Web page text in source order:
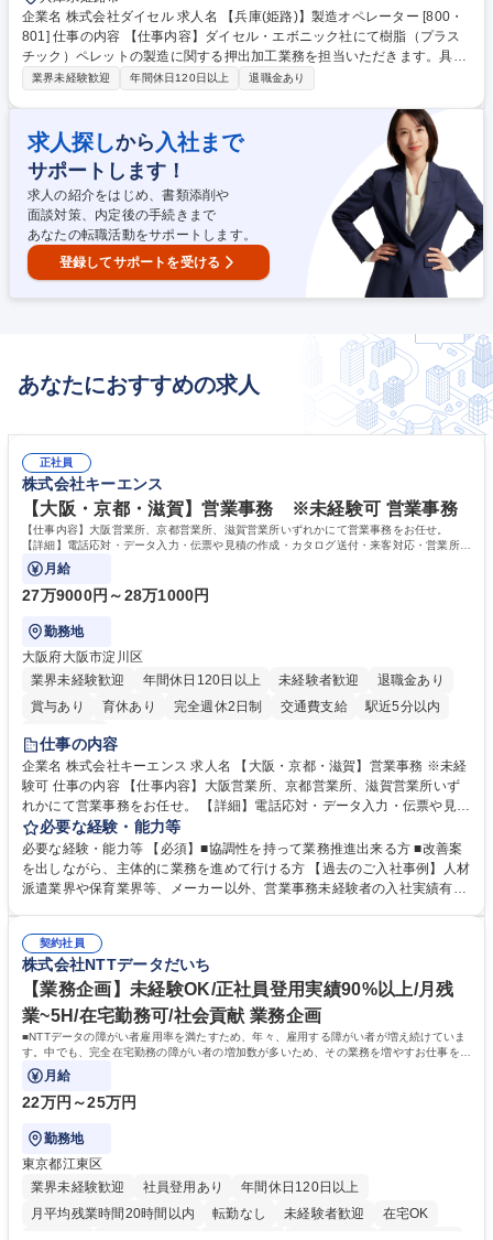
企業名 株式会社ダイセル 求人名 【兵庫(姫路)】製造オペレーター [800・
801] 仕事の内容 【仕事内容】ダイセル・エボニック社にて樹脂（プラス
チック）ペレットの製造に関する押出加工業務を担当いただきます。具体
的には、原料ペレットに各種添加剤を混合し、押出機（加熱・溶融設備）
務詳細】■原料（樹脂ペレット・添加剤）の計量・混合 ■押出機ホッパー
への原料投入 ■製品の取り出しおよび仕分け ■装置の運転条件設定および
操作 ■運転データの記録・管理 ■トラブル発生時の原因確認およびチーム
での復旧対応 ※押出機の加熱温度は200～400度 ※原料や製品（25Kg）
を持ち上げて装置に投入する作業があります 募集職種 【兵庫(姫路)】製造
オペレーター [800・801]
業界未経験歓迎 年間休日120日以上 退職金あり
求人探しから 入社まで
サポートします！
求人の紹介をはじめ、書類添削や
面談対策、内定後の手続きまで
あなたの転職活動をサポートします。
登録してサポートを受ける
あなたにおすすめの求人
正社員
株式会社キーエンス
【大阪・京都・滋賀】営業事務 ※未経験可 営業事務
【仕事内容】大阪営業所、京都営業所、滋賀営業所いずれかにて営業事務をお任せ。
【詳細】電話応対・データ入力・伝票や見積の作成・カタログ送付・来客対応・営業所内
で発生する事務業務や業務改善をお任せ。
月給
27万9000円～28万1000円
勤務地
大阪府大阪市淀川区
業界未経験歓迎
年間休日120日以上 未経験者歓迎
退職金あり
賞与あり
育休あり 完全週休2日制 交通費支給
駅近5分以内
土日祝休み
仕事の内容
企業名 株式会社キーエンス 求人名 【大阪・京都・滋賀】営業事務 ※未経
験可 仕事の内容 【仕事内容】大阪営業所、京都営業所、滋賀営業所いず
れかにて営業事務をお任せ。 【詳細】電話応対・データ入力・伝票や見積
の作成・カタログ送付・来客対応・営業所内で発生する事務業務や業務改
善をお任せ。 【教育制度】ご入社後、育成担当とペアになりながらOJTに
て業務を覚えていただくことが可能です。業務システムがきちんと構築さ
れているため、スムーズに仕事に慣れることができる環境です。また、
募集職種 【大阪・京都・滋賀】営業事務 ※未経験可
必要な経験・能力等
必要な経験・能力等 【必須】■協調性を持って業務推進出来る方 ■改善案
を出しながら、主体的に業務を進めて行ける方 【過去のご入社事例】人材
派遣業界や保育業界等、メーカー以外、営業事務未経験者の入社実績有
えて、お客様や社員の状況に合わせ、能動的なサポート、改善の動きも期
待され。組織を支えるスペシャリストとして、チームに貢献し、結果的に
社員から頼られる存在になることができます。平均19:30の退勤以降の業
務の持ち帰りも禁止されており、メリハリのある働き方となります。 学
歴・資格 学歴：大学院 大学 高専 短大 語学力： 資格：
契約社員
株式会社NTTデータだいち
【業務企画】未経験OK/正社員登用実績90%以上/月残
業~5H/在宅勤務可/社会貢献 業務企画
■NTTデータの障がい者雇用率を満たすため、年々、雇用する障がい者が増え続けていま
す。中でも、完全在宅勤務の障がい者の増加数が多いため、その業務を増やすお仕事を担
っていただきます。
月給
22万円～25万円
勤務地
東京都江東区
業界未経験歓迎
社員登用あり
年間休日120日以上
月平均残業時間20時間以内
転勤なし 未経験者歓迎
在宅OK